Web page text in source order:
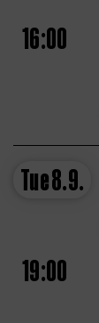
16:00
Tue8.9.
19:00